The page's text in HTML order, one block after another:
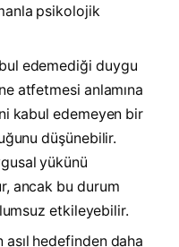
psikolojik
edemediği duygu
atfetmesi anlamına
kabul edemeyen bir
düşünebilir.
yükünü
ancak bu durum
etkileyebilir.
asıl hedefinden daha